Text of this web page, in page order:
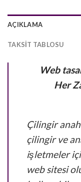
AÇIKLAMA
TAKSIT TABLOSU
Web
Her
Çilingir
çilingir ve
işletmeler
web sitesi